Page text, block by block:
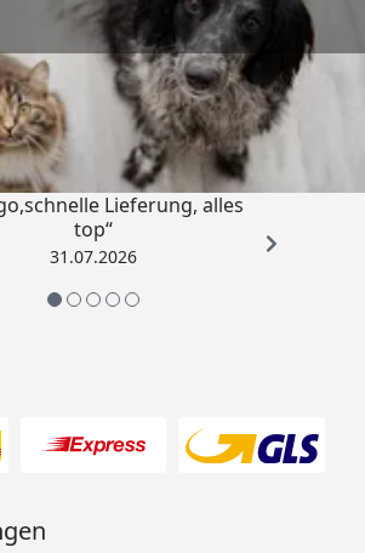
Trusted Shops
4,74/ 5
„Gute Erfahrung mit
Lieferung, alles
top“
31.07.2026